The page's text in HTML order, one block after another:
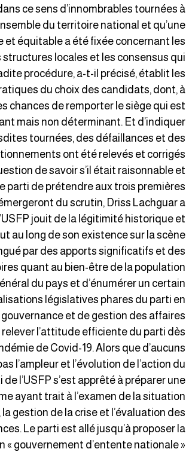
ce sens d’innombrables tournées
du territoire national et
et équitable a été fixée concernant
structures locales et les consensus
procédure, a-t-il précisé, établit
du choix des candidats, dont,
chances de remporter le siège qui
mais non déterminant. Et
tournées, des défaillances et
ont été relevés et
de savoir s’il était raisonnable
parti de prétendre aux trois
du scrutin, Driss Lachguar
jouit de la légitimité historique
au long de son existence sur la
par des apports significatifs et
quant au bien-être de la
du pays et d’énumérer un
législatives phares du parti
gouvernance et de gestion des
relever l’attitude efficiente du parti
de Covid-19. Alors que
l’ampleur et l’évolution de l’action
de l’USFP s’est apprêté à préparer
ayant trait à l’examen de la
la gestion de la crise et l’évaluation
Le parti est allé jusqu’à proposer
« gouvernement d’entente nationale